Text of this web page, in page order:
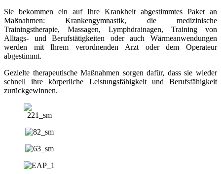
Sie bekommen ein auf Ihre Krankheit abgestimmtes Paket an
Maßnahmen: Krankengymnastik, die medizinische
Trainingstherapie, Massagen, Lymphdrainagen, Training von
Alltags- und Berufstätigkeiten oder auch Wärmeanwendungen
werden mit Ihrem verordnenden Arzt oder dem Operateur
abgestimmt.
Gezielte therapeutische Maßnahmen sorgen dafür, dass sie wieder
schnell ihre körperliche Leistungsfähigkeit und Berufsfähigkeit
zurückgewinnen.